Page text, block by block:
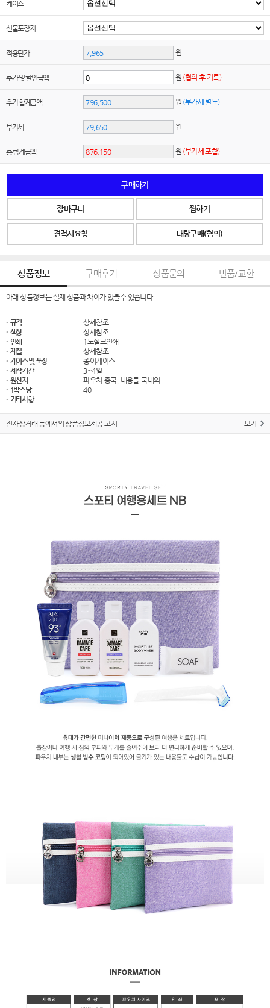
케이스
선물포장지
적용단가 원
추가 및 할인금액 원 (협의 후 기록)
추가 합계금액 원 (부가세 별도)
부가세 원
총 합계금액 원 (부가세 포함)
구매하기
장바구니 찜하기
견적서요청 대량구매(협의)
상품정보 구매후기 상품문의 반품/교환
아래 상품정보는 실제 상품과 차이가 있을수 있습니다
· 규격
상세참조
· 색상
상세참조
· 인쇄
1도실크인쇄
· 재질
상세참조
· 케이스 및 포장
종이케이스
· 제작기간
3~4일
· 원산지
파우치-중국, 내용물-국내외
· 1박스당
40
· 기타사항
전자상거래 등에서의 상품정보제공 고시 보기